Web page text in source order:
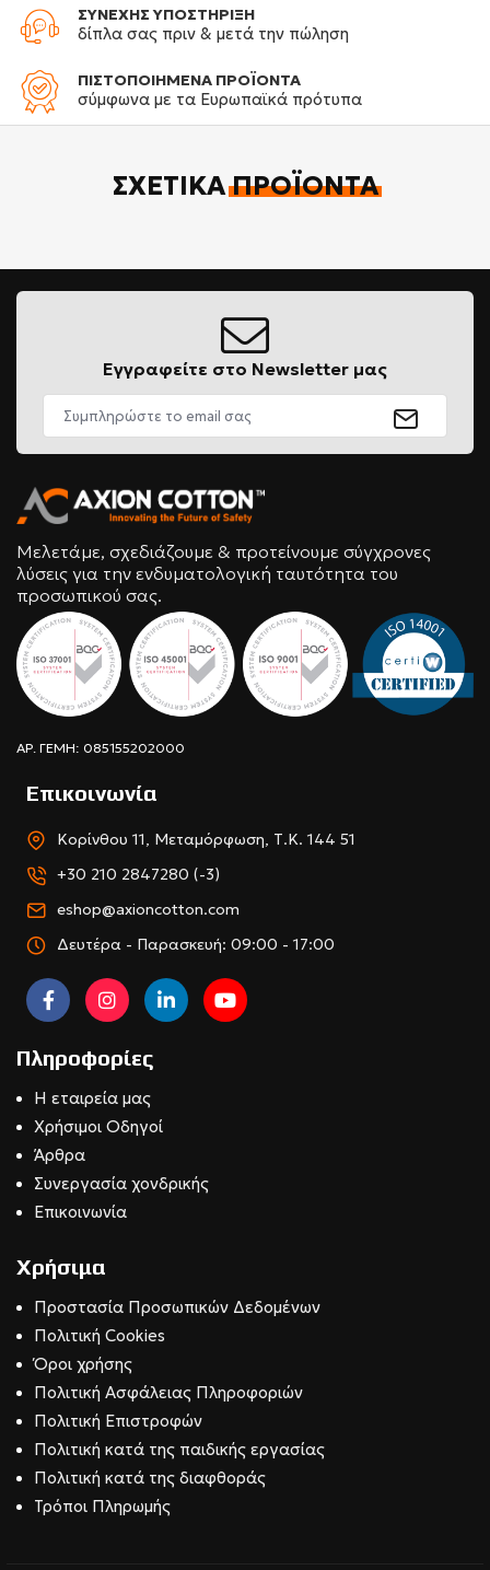
ΣΥΝΕΧΗΣ ΥΠΟΣΤΗΡΙΞΗ
δίπλα σας πριν & μετά την πώληση
ΠΙΣΤΟΠΟΙΗΜΕΝΑ ΠΡΟΪΟΝΤΑ
σύμφωνα με τα Ευρωπαϊκά πρότυπα
ΣΧΕΤΙΚΆΠΡΟΪΌΝΤΑ
Εγγραφείτε στο Newsletter μας
Μελετάμε, σχεδιάζουμε & προτείνουμε σύγχρονες
λύσεις για την ενδυματολογική ταυτότητα του
προσωπικού σας.
ΑΡ. ΓΕΜΗ: 085155202000
Επικοινωνία
Κορίνθου 11, Μεταμόρφωση, Τ.Κ. 144 51
+30 210 2847280 (-3)
eshop@axioncotton.com
Δευτέρα - Παρασκευή: 09:00 - 17:00
Πληροφορίες
Η εταιρεία μας
Χρήσιμοι Οδηγοί
Άρθρα
Συνεργασία χονδρικής
Επικοινωνία
Χρήσιμα
Προστασία Προσωπικών Δεδομένων
Πολιτική Cookies
Όροι χρήσης
Πολιτική Ασφάλειας Πληροφοριών
Πολιτική Επιστροφών
Πολιτική κατά της παιδικής εργασίας
Πολιτική κατά της διαφθοράς
Τρόποι Πληρωμής